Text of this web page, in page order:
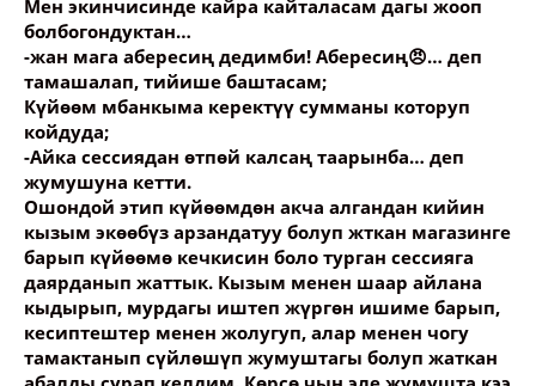
Мен экинчисинде кайра кайталасам дагы жооп
болбогондуктан…
-жан мага абересиң дедимби! Абересиң😠… деп
тамашалап, тийише баштасам;
Күйөөм мбанкыма керектүү сумманы которуп
койдуда;
-Айка сессиядан өтпөй калсаң таарынба… деп
жумушуна кетти.
Ошондой этип күйөөмдөн акча алгандан кийин
кызым экөөбүз арзандатуу болуп жткан магазинге
барып күйөөмө кечкисин боло турган сессияга
даярданып жаттык. Кызым менен шаар айлана
кыдырып, мурдагы иштеп жүргөн ишиме барып,
кесиптештер менен жолугуп, алар менен чогу
тамактанып сүйлөшүп жумуштагы болуп жаткан